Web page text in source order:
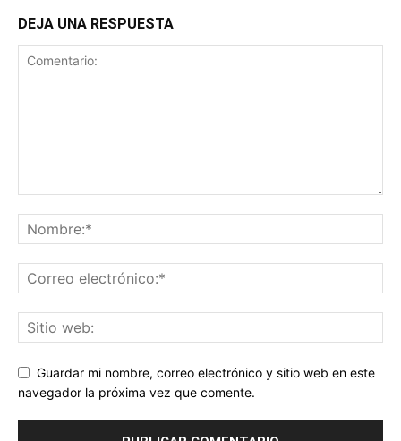
DEJA UNA RESPUESTA
Guardar mi nombre, correo electrónico y sitio web en este
navegador la próxima vez que comente.